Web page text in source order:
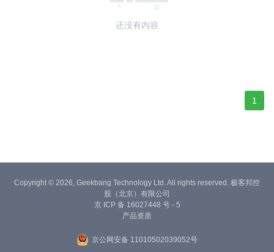
还没有内容
1
Copyright © 2026, Geekbang Technology Ltd. All rights reserved. 极客邦控
股（北京）有限公司
京 ICP 备 16027448 号 - 5
产品资质
京公网安备 11010502039052号